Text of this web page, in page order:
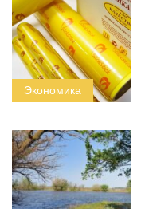
Экономика